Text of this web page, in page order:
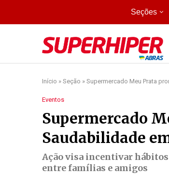
Seções
Início » Seção » Supermercado Meu Prata
Eventos
Supermercado
Saudabilidade
Ação visa incentivar
entre famílias e amigos